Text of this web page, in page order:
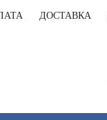
ДОСТАВКА